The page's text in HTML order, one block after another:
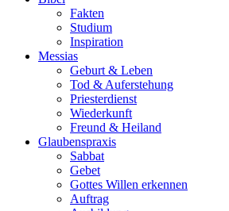
Fakten
Studium
Inspiration
Messias
Geburt & Leben
Tod & Auferstehung
Priesterdienst
Wiederkunft
Freund & Heiland
Glaubenspraxis
Sabbat
Gebet
Gottes Willen erkennen
Auftrag